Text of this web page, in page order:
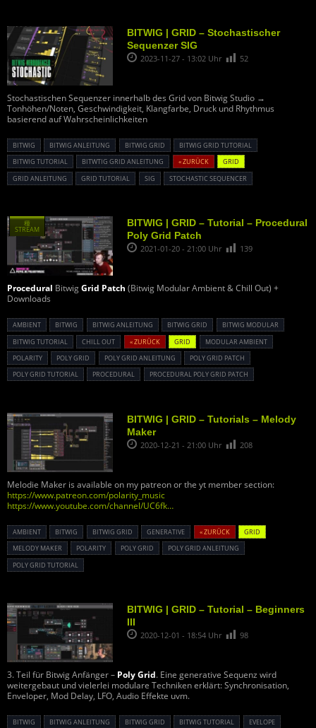
BITWIG | GRID – Stochastischer
Sequenzer SIG
2023-11-27 - 13:02 Uhr 52
Stochastischen Sequenzer innerhalb des Grid von Bitwig Studio →
Tonhöhen/Noten, Geschwindigkeit, Klangfarbe, Druck und Rhythmus
basierend auf Wahrscheinlichkeiten
BITWIG BITWIG ANLEITUNG BITWIG GRID
BITWIG GRID TUTORIAL
BITWIG TUTORIAL
BITWTIG GRID ANLEITUNG « ZURÜCK
GRID
GRID ANLEITUNG
GRID TUTORIAL SIG STOCHASTIC SEQUENCER
BITWIG | GRID – Tutorial – Procedural
Poly Grid Patch
2021-01-20 - 21:00 Uhr 139
Procedural BitwigGrid Patch (Bitwig Modular Ambient & Chill Out) +
Downloads
AMBIENT BITWIG BITWIG ANLEITUNG BITWIG GRID
BITWIG MODULAR
BITWIG TUTORIAL
CHILL OUT « ZURÜCK GRID
MODULAR AMBIENT
POLARITY
POLY GRID POLY GRID ANLEITUNG
POLY GRID PATCH
POLY GRID TUTORIAL
PROCEDURAL PROCEDURAL POLY GRID PATCH
種
STREAM
BITWIG | GRID – Tutorials – Melody
Maker
2020-12-21 - 21:00 Uhr 208
Melodie Maker is available on my patreon or the yt member section:
https://www.patreon.com/polarity_music
https://www.youtube.com/channel/UC6fk…
AMBIENT BITWIG BITWIG GRID GENERATIVE « ZURÜCK
GRID
MELODY MAKER
POLARITY POLY GRID
POLY GRID ANLEITUNG
POLY GRID TUTORIAL
BITWIG | GRID – Tutorial – Beginners
III
2020-12-01 - 18:54 Uhr 98
3. Teil für Bitwig Anfänger – Poly Grid. Eine generative Sequenz wird
weitergebaut und vielerlei modulare Techniken erklärt: Synchronisation,
Enveloper, Mod Delay, LFO, Audio Effekte uvm.
BITWIG BITWIG ANLEITUNG BITWIG GRID BITWIG TUTORIAL
EVELOPE